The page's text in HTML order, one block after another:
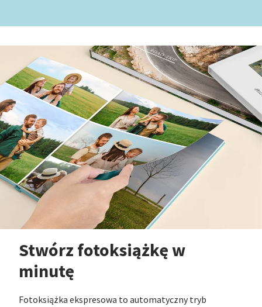
Stwórz fotoksiążkę w
minutę
Fotoksiążka ekspresowa to automatyczny tryb